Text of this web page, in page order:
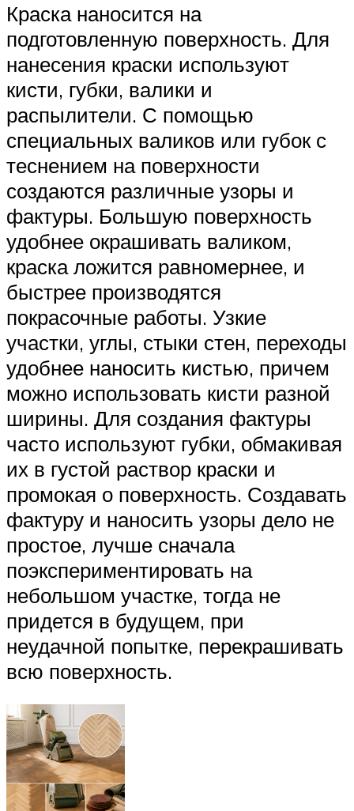
Краска наносится на
подготовленную поверхность. Для
нанесения краски используют
кисти, губки, валики и
распылители. С помощью
специальных валиков или губок с
теснением на поверхности
создаются различные узоры и
фактуры. Большую поверхность
удобнее окрашивать валиком,
краска ложится равномернее, и
быстрее производятся
покрасочные работы. Узкие
участки, углы, стыки стен, переходы
удобнее наносить кистью, причем
можно использовать кисти разной
ширины. Для создания фактуры
часто используют губки, обмакивая
их в густой раствор краски и
промокая о поверхность. Создавать
фактуру и наносить узоры дело не
простое, лучше сначала
поэкспериментировать на
небольшом участке, тогда не
придется в будущем, при
неудачной попытке, перекрашивать
всю поверхность.